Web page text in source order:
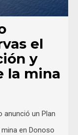
el
y
la mina
anunció un Plan
en Donoso